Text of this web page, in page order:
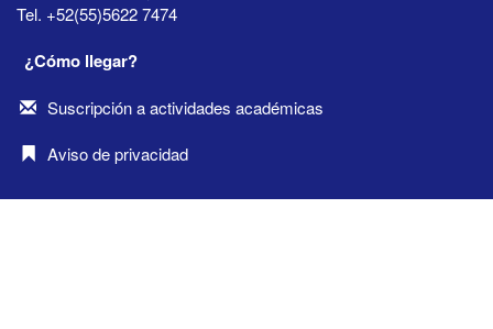
Tel. +52(55)5622 7474
¿Cómo llegar?
Suscripción a actividades académicas
Aviso de privacidad